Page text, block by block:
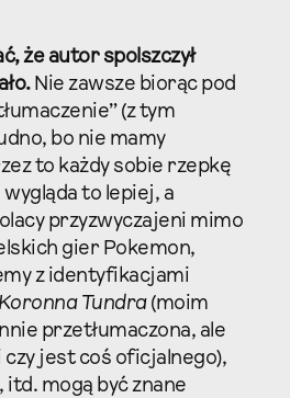
że autor spolszczył
Nie zawsze biorąc pod
(z tym
bo nie mamy
to każdy sobie rzepkę
to lepiej, a
przyzwyczajeni mimo
gier Pokemon,
z identyfikacjami
Koronna Tundra(moim
przetłumaczona, ale
jest coś oficjalnego),
, itd. mogą być znane